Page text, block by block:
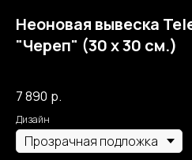
Неоновая вывеска
"Череп" (30 х 30 см.)
7 890 р.
Дизайн